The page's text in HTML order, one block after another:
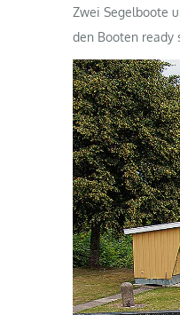
Zwei Segelboote
den Booten ready